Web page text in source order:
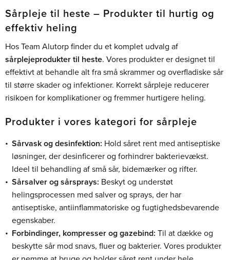
Sårpleje til heste – Produkter til hurtig og
effektiv heling
Hos Team Alutorp finder du et komplet udvalg af
sårplejeprodukter til heste. Vores produkter er designet til
effektivt at behandle alt fra små skrammer og overfladiske sår
til større skader og infektioner. Korrekt sårpleje reducerer
risikoen for komplikationer og fremmer hurtigere heling.
Produkter i vores kategori for sårpleje
Sårvask og desinfektion: Hold såret rent med antiseptiske
løsninger, der desinficerer og forhindrer bakterievækst.
Ideel til behandling af små sår, bidemærker og rifter.
Sårsalver og sårsprays: Beskyt og understøt
helingsprocessen med salver og sprays, der har
antiseptiske, antiinflammatoriske og fugtighedsbevarende
egenskaber.
Forbindinger, kompresser og gazebind: Til at dække og
beskytte sår mod snavs, fluer og bakterier. Vores produkter